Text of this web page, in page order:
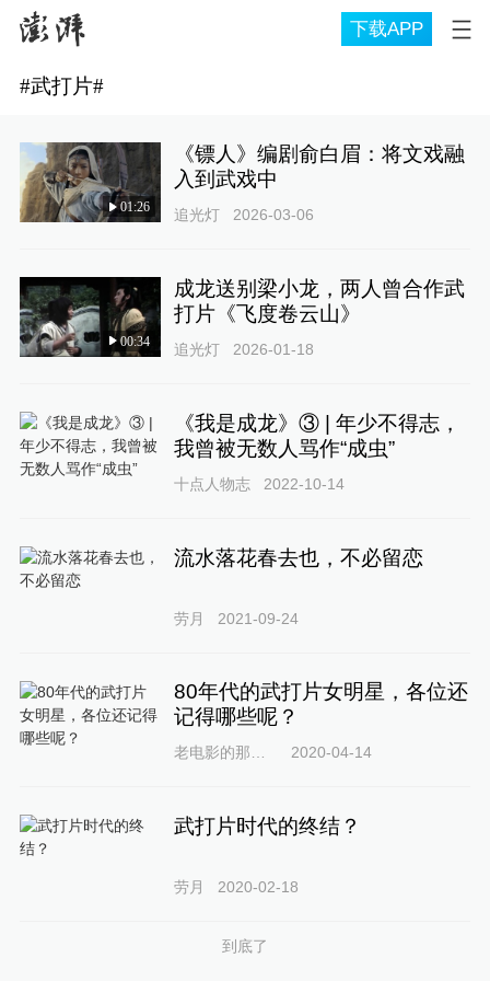
下载APP
#武打片#
01:26
《镖人》编剧俞白眉：将文戏融
入到武戏中
追光灯 2026-03-06
00:34
成龙送别梁小龙，两人曾合作武
打片《飞度卷云山》
追光灯 2026-01-18
《我是成龙》③ | 年少不得志，
我曾被无数人骂作“成虫”
十点人物志 2022-10-14
流水落花春去也，不必留恋
劳月 2021-09-24
80年代的武打片女明星，各位还
记得哪些呢？
老电影的那些事 2020-04-14
武打片时代的终结？
劳月 2020-02-18
到底了